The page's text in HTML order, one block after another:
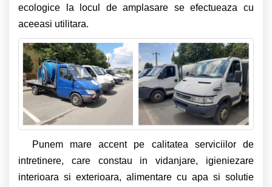
ecologice la locul de amplasare se efectueaza cu
aceeasi utilitara.
Punem mare accent pe calitatea serviciilor de
intretinere, care constau in vidanjare, igieniezare
interioara si exterioara, alimentare cu apa si solutie